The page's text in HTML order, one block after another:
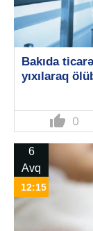
Bakıda
yıxılaraq
thumb_up 0
6
Avq
12:15